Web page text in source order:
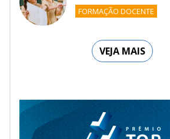
FORMAÇÃO DOCENTE
VEJA MAIS